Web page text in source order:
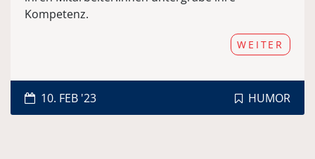
Kompetenz.
WEITER
10. FEB '23 HUMOR